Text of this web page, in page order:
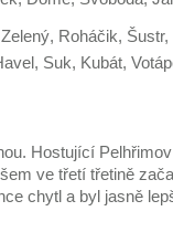
Roháčik, Šustr,
Suk, Kubát,
Hostující
ve třetí třetině
chytl a byl jasně